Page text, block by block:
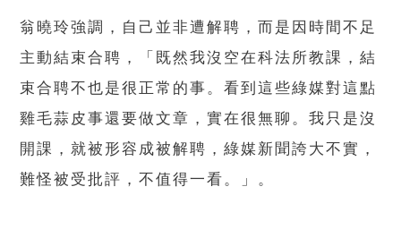
翁曉玲強調，自己並非遭解聘，而是因時間不足
主動結束合聘，「既然我沒空在科法所教課，結
束合聘不也是很正常的事。看到這些綠媒對這點
雞毛蒜皮事還要做文章，實在很無聊。我只是沒
開課，就被形容成被解聘，綠媒新聞誇大不實，
難怪被受批評，不值得一看。」。